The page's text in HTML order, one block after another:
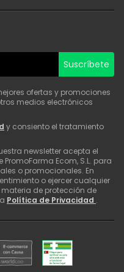
Suscríbete
ofertas y promociones
medios electrónicos
y consiento el tratamiento
newsletter acepta el
Ecom, S.L. para
o promocionales. En
o ejercer cualquier
de protección de
Política de Privacidad .